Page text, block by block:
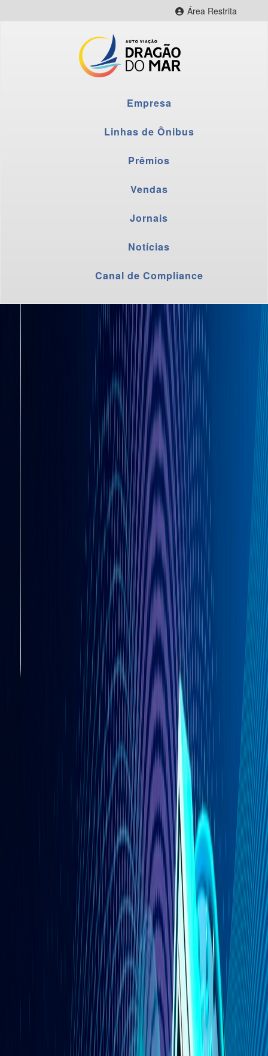
Área Restrita
CityBus Combustível
CityBus Colaborador
Empresa
Linhas de Ônibus
Prêmios
Vendas
Jornais
Notícias
Canal de Compliance